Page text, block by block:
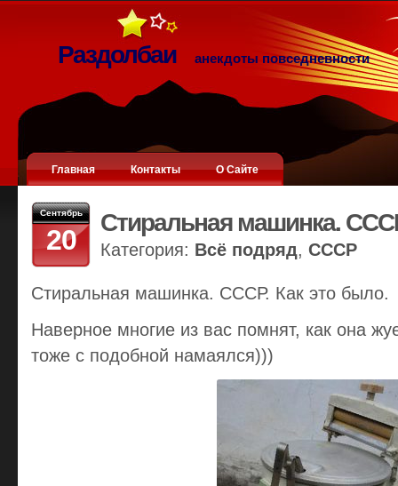
Раздолбаи анекдоты повседневности
Главная Контакты О Сайте
Сентябрь
20
Стиральная машинка.
Категория: Всё подряд, СССР
Стиральная машинка. СССР. Как это было.
Наверное многие из вас помнят, как она
тоже с подобной намаялся)))